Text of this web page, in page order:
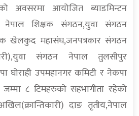
अवसरमा आयोजित ब्याडमिन्टन
नेपाल शिक्षक संगठन,युवा संगठन
खेलकुद महासंघ,जनपत्रकार संगठन
संगठन नेपाल तुलसीपुर
घोराही उपमहानगर कमिटी र नेकपा
जम्मा ८ टिमहरुको सहभागीता रहेको
दाङ तृतीय,नेपाल